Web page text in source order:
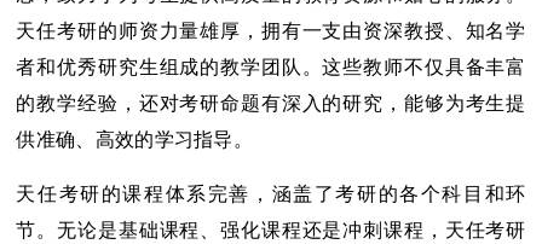
天任考研的师资力量雄厚，拥有一支由资深教授、知名学
者和优秀研究生组成的教学团队。这些教师不仅具备丰富
的教学经验，还对考研命题有深入的研究，能够为考生提
供准确、高效的学习指导。
天任考研的课程体系完善，涵盖了考研的各个科目和环
节。无论是基础课程、强化课程还是冲刺课程，天任考研